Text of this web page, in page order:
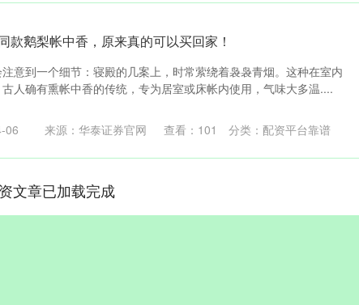
款鹅梨帐中香，原来真的可以买回家！
意到一个细节：寝殿的几案上，时常萦绕着袅袅青烟。这种在室内
人确有熏帐中香的传统，专为居室或床帐内使用，气味大多温....
06 来源：华泰证券官网 查看： 101 分类： 配资平台靠谱
文章已加载完成